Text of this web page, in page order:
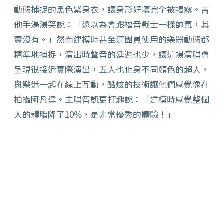
動態捕捉的黑色緊身衣，讓身形好壞完全被揭露。吉
他手湯湯笑說：「還以為會跟福音戰士一樣帥氣，其
實沒有。」然而建模時甚至連團員使用的樂器動態都
精準地捕捉，演出時聲音的延遲也少，讓這場演唱會
呈現很接近實際演出，五人也化身不同顏色的超人，
與樂迷一起在線上互動，酷炫的技術讓他們感覺像在
拍攝阿凡達。主唱智凱更打趣說：「建模時感覺整個
人的體脂降了10%，是非常優秀的體驗！」